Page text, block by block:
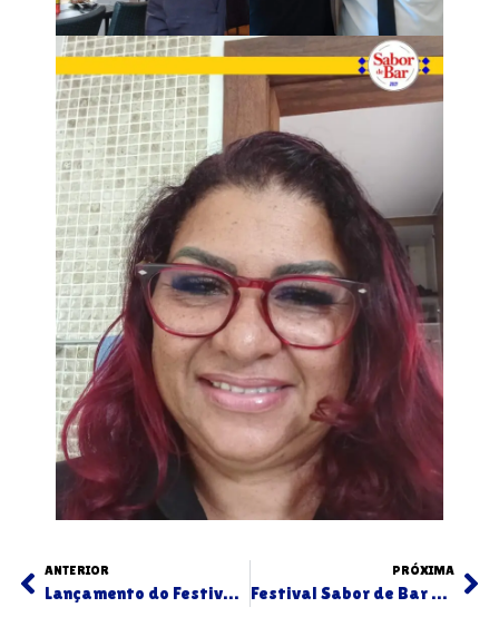
ANTERIOR
Lançamento do Festival Sabor de Bar 2025 marca retorno da celebração da gastronomia de Sete Lagoas
PRÓXIMA
Festival Sabor de Bar 2025 apresenta nova identidade visual inspirada na cultura de boteco